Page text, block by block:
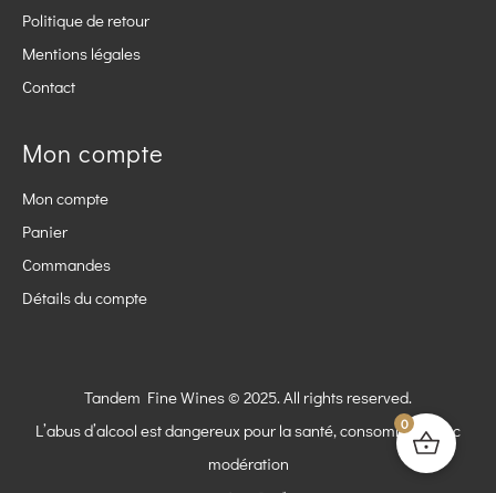
Politique de retour
Mentions légales
Contact
Mon compte
Mon compte
Panier
Commandes
Détails du compte
Tandem Fine Wines © 2025. All rights reserved.
L’abus d’alcool est dangereux pour la santé, consommez avec
modération
0